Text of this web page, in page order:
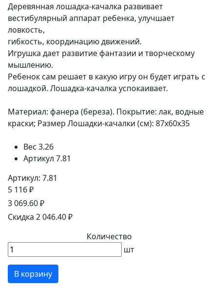
Деревянная лошадка-качалка развивает
вестибулярный аппарат ребенка, улучшает
ловкость,
гибкость, координацию движений.
Игрушка дает развитие фантазии и творческому
мышлению.
Ребенок сам решает в какую игру он будет играть с
лошадкой. Лошадка-качалка успокаивает.
Материал: фанера (береза). Покрытие: лак, водные
краски; Размер Лошадки-качалки (см): 87х60х35
Вес 3.26
Артикул 7.81
Артикул: 7.81
5 116 ₽
3 069.60 ₽
Скидка 2 046.40 ₽
Количество
шт
В корзину